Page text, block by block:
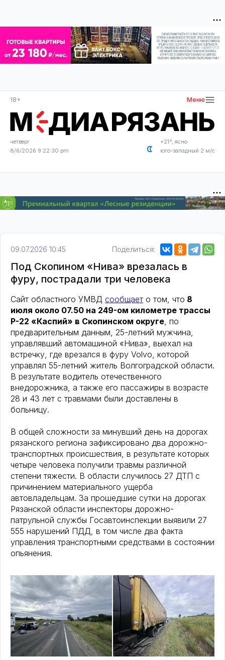
18+ Меню
четверг
8/6/2026 9:22:31 pm
+21°, ясно
юго-западный 2 м/с
09.07.2026 10:45 Поделиться:
Под Скопином «Нива» врезалась в
фуру, пострадали три человека
Сайт областного УМВД сообщает о том, что 8
июля около 07.50 на 249-ом километре трассы
Р-22 «Каспий» в Скопинском округе, по
предварительным данным, 25-летний мужчина,
управлявший автомашиной «Нива», выехал на
встречку, где врезался в фуру Volvo, которой
управлял 55-летний житель Волгоградской области.
В результате водитель отечественного
внедорожника, а также его пассажиры в возрасте
28 и 43 лет с травмами были доставлены в
больницу.
В общей сложности за минувший день на дорогах
рязанского региона зафиксировано два дорожно-
транспортных происшествия, в результате которых
четыре человека получили травмы различной
степени тяжести. В области случилось 27 ДТП с
причинением материального ущерба
автовладельцам. За прошедшие сутки на дорогах
Рязанской области инспекторы дорожно-
патрульной службы Госавтоинспекции выявили 27
555 нарушений ПДД, в том числе два факта
управления транспортными средствами в состоянии
опьянения.